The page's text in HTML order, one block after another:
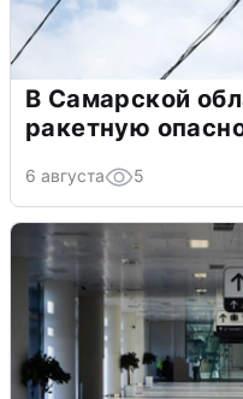
В Самарской
ракетную
6 августа 5